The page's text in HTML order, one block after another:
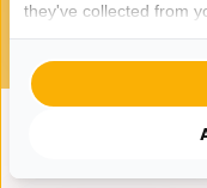
they've collected from